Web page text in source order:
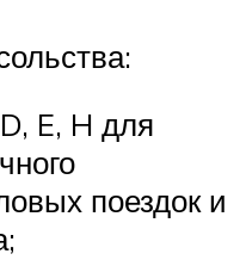
E, H для
поездок и